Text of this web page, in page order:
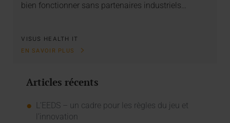
bien fonctionner sans partenaires industriels…
VISUS HEALTH IT
EN SAVOIR PLUS
Articles récents
L’EEDS – un cadre pour les règles du jeu et
l’innovation